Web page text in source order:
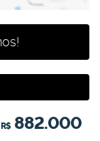
R$882.000